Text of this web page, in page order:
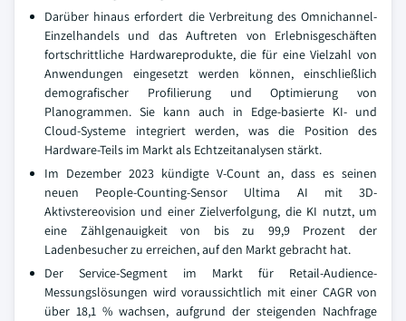
Darüber hinaus erfordert die Verbreitung des Omnichannel-
Einzelhandels und das Auftreten von Erlebnisgeschäften
fortschrittliche Hardwareprodukte, die für eine Vielzahl von
Anwendungen eingesetzt werden können, einschließlich
demografischer Profilierung und Optimierung von
Planogrammen. Sie kann auch in Edge-basierte KI- und
Cloud-Systeme integriert werden, was die Position des
Hardware-Teils im Markt als Echtzeitanalysen stärkt.
Im Dezember 2023 kündigte V-Count an, dass es seinen
neuen People-Counting-Sensor Ultima AI mit 3D-
Aktivstereovision und einer Zielverfolgung, die KI nutzt, um
eine Zählgenauigkeit von bis zu 99,9 Prozent der
Ladenbesucher zu erreichen, auf den Markt gebracht hat.
Der Service-Segment im Markt für Retail-Audience-
Messungslösungen wird voraussichtlich mit einer CAGR von
über 18,1 % wachsen, aufgrund der steigenden Nachfrage